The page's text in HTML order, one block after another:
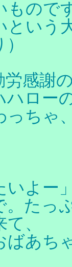
もので
という
労感謝
ハロー
っちゃ
いよー
。たっ
、
ばあち